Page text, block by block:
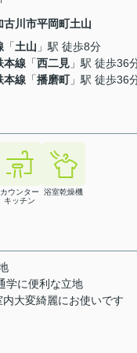
古川市平岡町土山
「土山 」駅 徒歩8分
本線 「西二見 」駅 徒歩36
本線 「播磨町」駅 徒歩36
カウンター
キッチン
浴室乾燥機
学に便利な立地
大変綺麗にお使いです